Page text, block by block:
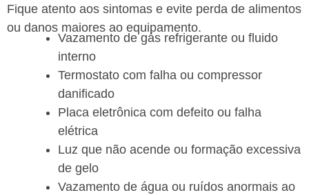
Fique atento aos sintomas e evite perda de alimentos
ou danos maiores ao equipamento.
Vazamento de gás refrigerante ou fluido
interno
Termostato com falha ou compressor
danificado
Placa eletrônica com defeito ou falha
elétrica
Luz que não acende ou formação excessiva
de gelo
Vazamento de água ou ruídos anormais ao